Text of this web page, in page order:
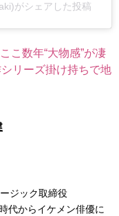
がシェアした投稿
ここ数年“大物感”が凄
リーズ掛け持ちで地
ジック取締役
代からイケメン俳優に